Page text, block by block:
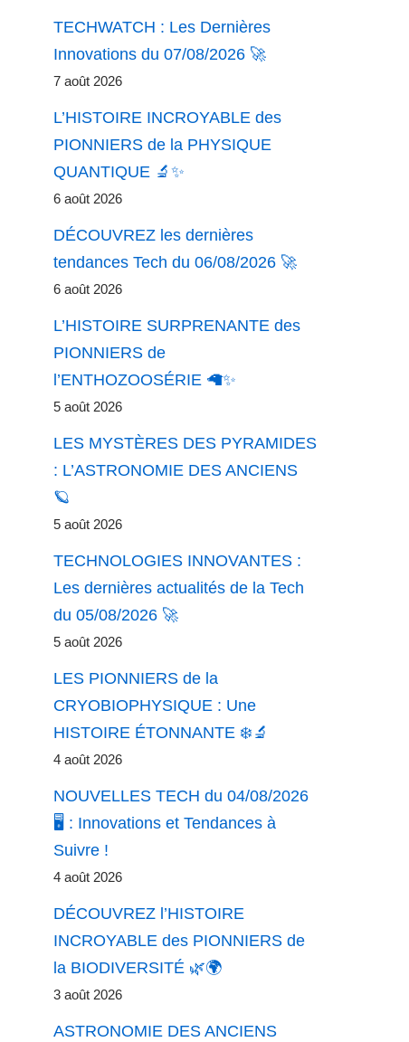
TECHWATCH : Les Dernières
Innovations du 07/08/2026 🚀
7 août 2026
L’HISTOIRE INCROYABLE des
PIONNIERS de la PHYSIQUE
QUANTIQUE 🔬✨
6 août 2026
DÉCOUVREZ les dernières
tendances Tech du 06/08/2026 🚀
6 août 2026
L’HISTOIRE SURPRENANTE des
PIONNIERS de
l’ENTHOZOOSÉRIE 🦙✨
5 août 2026
LES MYSTÈRES DES PYRAMIDES
: L’ASTRONOMIE DES ANCIENS
🪐
5 août 2026
TECHNOLOGIES INNOVANTES :
Les dernières actualités de la Tech
du 05/08/2026 🚀
5 août 2026
LES PIONNIERS de la
CRYOBIOPHYSIQUE : Une
HISTOIRE ÉTONNANTE ❄️🔬
4 août 2026
NOUVELLES TECH du 04/08/2026
🖥️ : Innovations et Tendances à
Suivre !
4 août 2026
DÉCOUVREZ l’HISTOIRE
INCROYABLE des PIONNIERS de
la BIODIVERSITÉ 🌿🌍
3 août 2026
ASTRONOMIE DES ANCIENS